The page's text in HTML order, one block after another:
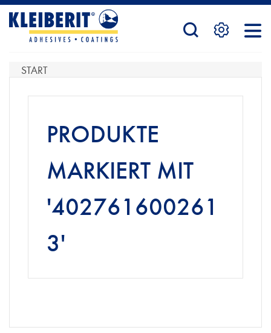
STARTSEITE
PRODUKTE
KONTAKTFORMULAR
START
PRODUKTE
MARKIERT MIT
'402761600261
3'